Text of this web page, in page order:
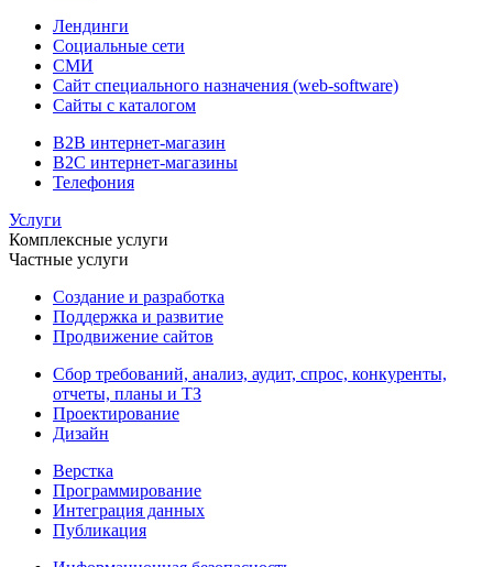
Лендинги
Социальные сети
СМИ
Сайт специального назначения (web-software)
Сайты с каталогом
B2B интернет-магазин
B2C интернет-магазины
Телефония
Услуги
Комплексные услуги
Частные услуги
Создание и разработка
Поддержка и развитие
Продвижение сайтов
Сбор требований, анализ, аудит, спрос, конкуренты,
отчеты, планы и ТЗ
Проектирование
Дизайн
Верстка
Программирование
Интеграция данных
Публикация